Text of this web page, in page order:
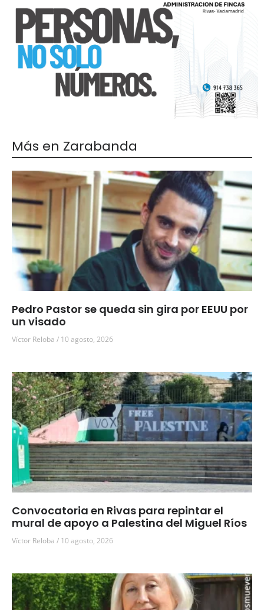
Más en Zarabanda
Pedro Pastor se queda sin gira por EEUU por
un visado
Víctor Reloba 10 agosto, 2026
Convocatoria en Rivas para repintar el
mural de apoyo a Palestina del Miguel Ríos
Víctor Reloba 10 agosto, 2026